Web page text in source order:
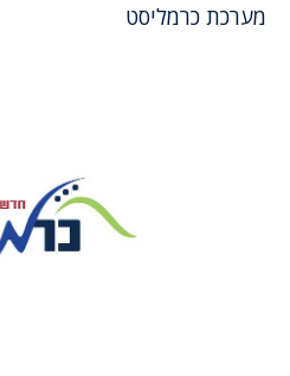
מערכת כרמליסט